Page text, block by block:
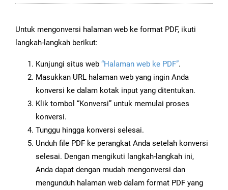
Untuk mengonversi halaman web ke format PDF, ikuti
langkah-langkah berikut:
Kunjungi situs web “Halaman web ke PDF”.
Masukkan URL halaman web yang ingin Anda
konversi ke dalam kotak input yang ditentukan.
Klik tombol “Konversi” untuk memulai proses
konversi.
Tunggu hingga konversi selesai.
Unduh file PDF ke perangkat Anda setelah konversi
selesai. Dengan mengikuti langkah-langkah ini,
Anda dapat dengan mudah mengonversi dan
mengunduh halaman web dalam format PDF yang